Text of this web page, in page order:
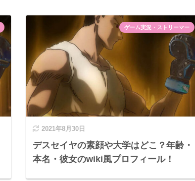
2021年8月30日
デスセイヤの素顔や大学はどこ？年齢・
本名・彼女のwiki風プロフィール！
ゲーム実況・ストリーマー